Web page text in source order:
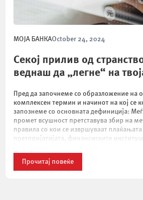
МОЈА БАНКАOctober 24, 2024
Секој прилив од
веднаш да „легне“ на
Пред да започнеме со образложение на
комплексен термин и начинот на кој се
запознеме со основната дефиниција:
промет всушност претставува збир на
правила со кои се извршуваат плаќањата
претпријатијата, финансиските
Прочитај повеќе